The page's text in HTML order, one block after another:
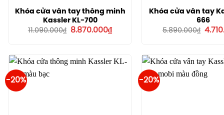
Khóa cửa vân tay thông minh
Kassler KL-700
11.090.000₫ Giá
8.870.000₫Giá
hiện
8.870.000₫.
Khóa cửa vân tay
666
5.890.000₫ Giá
-20% -20%